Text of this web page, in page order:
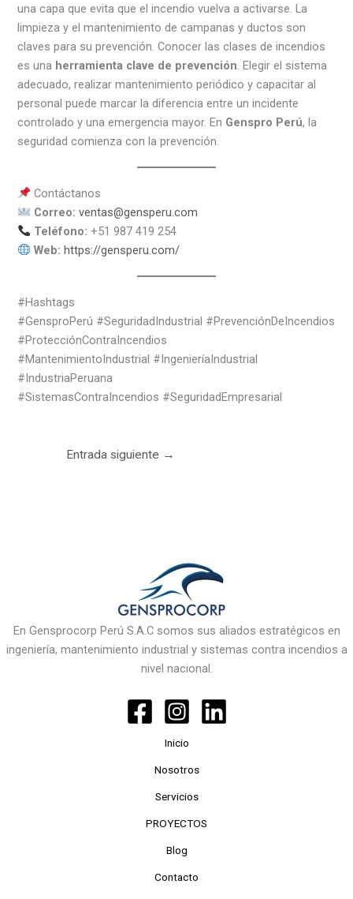
una capa que evita que el incendio vuelva a activarse. La
limpieza y el mantenimiento de campanas y ductos son
claves para su prevención. Conocer las clases de incendios
es una herramienta clave de prevención. Elegir el sistema
adecuado, realizar mantenimiento periódico y capacitar al
personal puede marcar la diferencia entre un incidente
controlado y una emergencia mayor. En Genspro Perú, la
seguridad comienza con la prevención.
Contáctanos
Correo: ventas@gensperu.com
Teléfono: +51 987 419 254
Web: https://gensperu.com/
#Hashtags
#GensproPerú #SeguridadIndustrial #PrevenciónDeIncendios
#ProtecciónContraIncendios
#MantenimientoIndustrial #IngenieríaIndustrial
#IndustriaPeruana
#SistemasContraIncendios #SeguridadEmpresarial
Entrada siguiente →
En Gensprocorp Perú S.A.C somos sus aliados estratégicos en
ingeniería, mantenimiento industrial y sistemas contra incendios a
nivel nacional.
Inicio
Nosotros
Servicios
PROYECTOS
Blog
Contacto